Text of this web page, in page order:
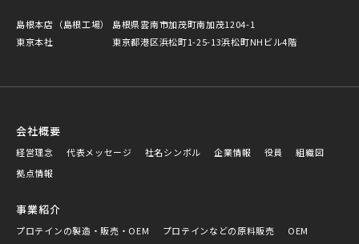
島根本店（島根工場）
島根県雲南市加茂町南加茂1204-1
東京本社
東京都港区浜松町1-25-13浜松町NHビル4階
会社概要
経営理念 代表メッセージ 社名シンボル 企業情報 役員
組織図
拠点情報
事業紹介
プロテインの製造・販売・OEM プロテインなどの原料販売
OEM